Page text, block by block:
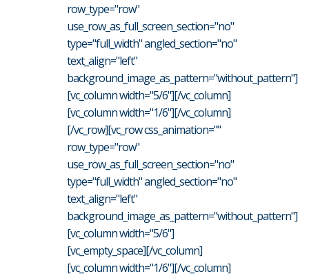
row_type="row"
use_row_as_full_screen_section="no"
type="full_width" angled_section="no"
text_align="left"
background_image_as_pattern="without_pattern"]
[vc_column width="5/6"][/vc_column]
[vc_column width="1/6"][/vc_column]
[/vc_row][vc_row css_animation=""
row_type="row"
use_row_as_full_screen_section="no"
type="full_width" angled_section="no"
text_align="left"
background_image_as_pattern="without_pattern"]
[vc_column width="5/6"]
[vc_empty_space][/vc_column]
[vc_column width="1/6"][/vc_column]